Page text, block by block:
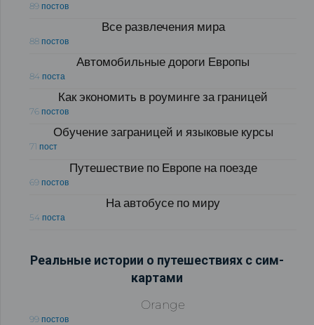
89 постов
Все развлечения мира
88 постов
Автомобильные дороги Европы
84 поста
Как экономить в роуминге за границей
76 постов
Обучение заграницей и языковые курсы
71 пост
Путешествие по Европе на поезде
69 постов
На автобусе по миру
54 поста
Реальные истории о путешествиях с сим-
картами
Orange
99 постов